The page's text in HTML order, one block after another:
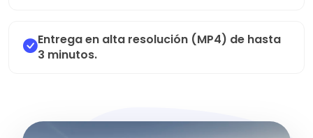
Entrega en alta resolución (MP4) de hasta
3 minutos.